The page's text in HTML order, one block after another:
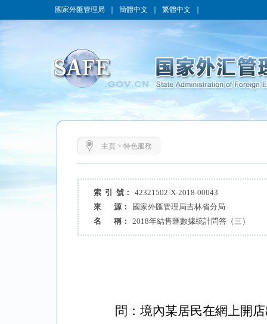
國家外匯管理局 簡體中文 繁體中文
主頁 > 特色服務
索 引 號：
42321502-X-2018-00043
來 源：
國家外匯管理局吉林省分局
名 稱：
2018年結售匯數據統計問答（三）
問：境內某居民在網上開